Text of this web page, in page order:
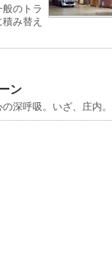
のトラ
み替え
ン
呼吸。いざ、庄内。